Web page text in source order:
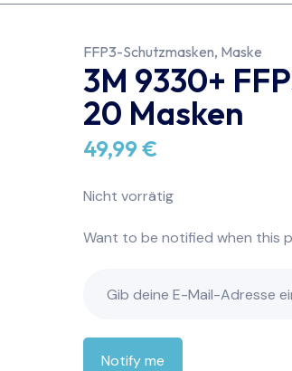
FFP3-Schutzmasken, Maske
3M 9330+
20 Masken
49,99€
Nicht vorrätig
Want to be notified when this
Notify me